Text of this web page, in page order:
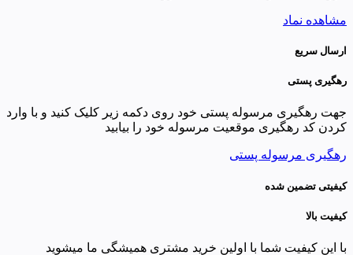
مشاهده نماد
ارسال سریع
رهگیری پستی
جهت رهگیری مرسوله پستی خود روی دکمه زیر کلیک کنید و با وارد
کردن کد رهگیری موقعیت مرسوله خود را بیابید
رهگیری مرسوله پستی
کیفیتی تضمین شده
کیفیت بالا
با این کیفیت شما با اولین خرید مشتری همیشگی ما میشوید